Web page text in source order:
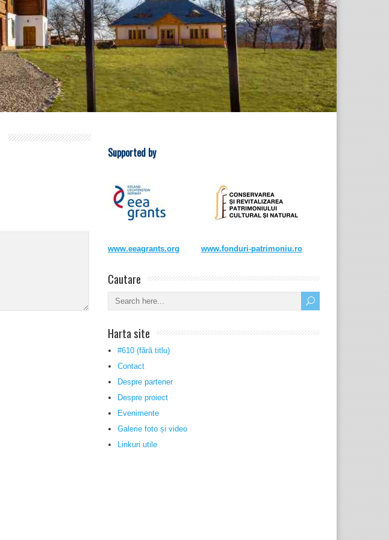
Supported by
www.eeagrants.org www.fonduri-patrimoniu.ro
Cautare
Harta site
#610 (fără titlu)
Contact
Despre partener
Despre proiect
Evenimente
Galerie foto și video
Linkuri utile